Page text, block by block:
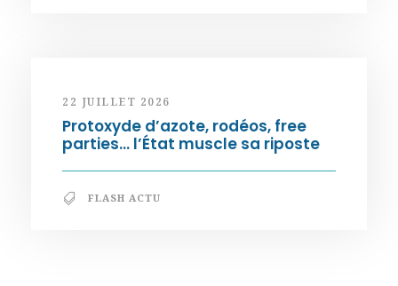
22 JUILLET 2026
Protoxyde d’azote, rodéos, free
parties… l’État muscle sa riposte
FLASH ACTU